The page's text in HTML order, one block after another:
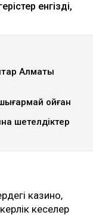
енгізді,
Алматы
қойған
шетелдіктер
казино,
кеңселер